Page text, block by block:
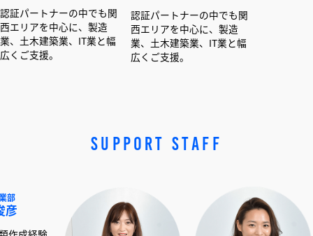
ーの中でも関
心に、製造
業、IT業と幅
認証パートナーの中でも関
西エリアを中心に、製造
業、土木建築業、IT業と幅
広くご支援。
認証パートナーの中で
西エリアを中心に、製
業、土木建築業、IT業
SUPPORT STAFF